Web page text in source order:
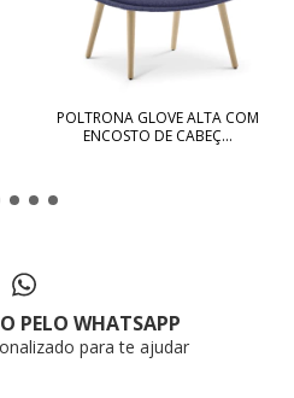
POLTRONA GLOVE ALTA COM
ENCOSTO DE CABEÇ...
PELO WHATSAPP
para te ajudar